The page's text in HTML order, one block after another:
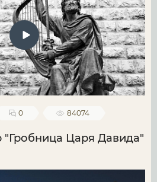
0 84074
"Гробница Царя Давида"